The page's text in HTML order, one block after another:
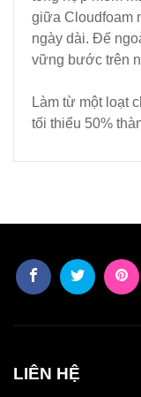
giữa Cloudfoam
ngày dài. Đế
vững bước trên
Làm từ một loạt
tối thiểu 50%
LIÊN HỆ